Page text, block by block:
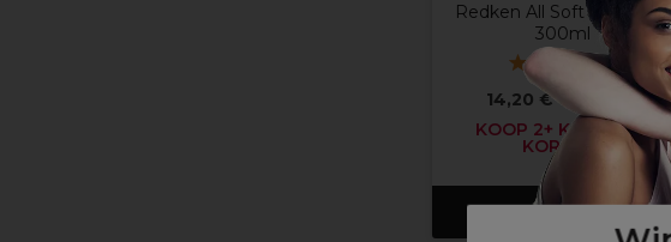
Redken All Soft Shampoo
300ml
(2
14,20 €
excl. BTW
KOOP 2+ KRIJG 20%
KORTING
In winkelmandje